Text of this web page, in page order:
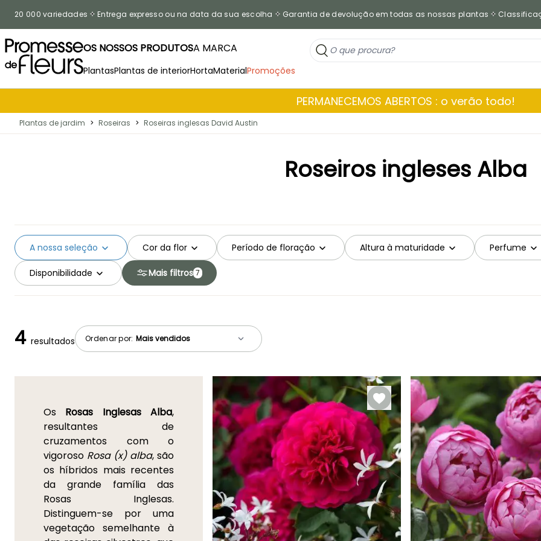
20 000 variedades Entrega expresso ou na data da sua escolha Garantia de devolução em todas as nossas plantas
OS NOSSOS PRODUTOSA MARCA
PlantasPlantas de interiorHortaMaterialPromoções
PERMANECEMOS ABERTOS : o verão todo!
Plantas de jardim > Roseiras > Roseiras inglesas David Austin
Roseiros ingleses Alba
Cor da flor Período de floração Altura à maturidade Perfume
A nossa seleção
Disponibilidade Mais filtros 7
Ordenar por:
4 resultados
Os Rosas Inglesas Alba,
resultantes de
cruzamentos com o
vigoroso Rosa (x) alba, são
os híbridos mais recentes
da grande família das
Rosas Inglesas.
Distinguem-se por uma
vegetação semelhante à